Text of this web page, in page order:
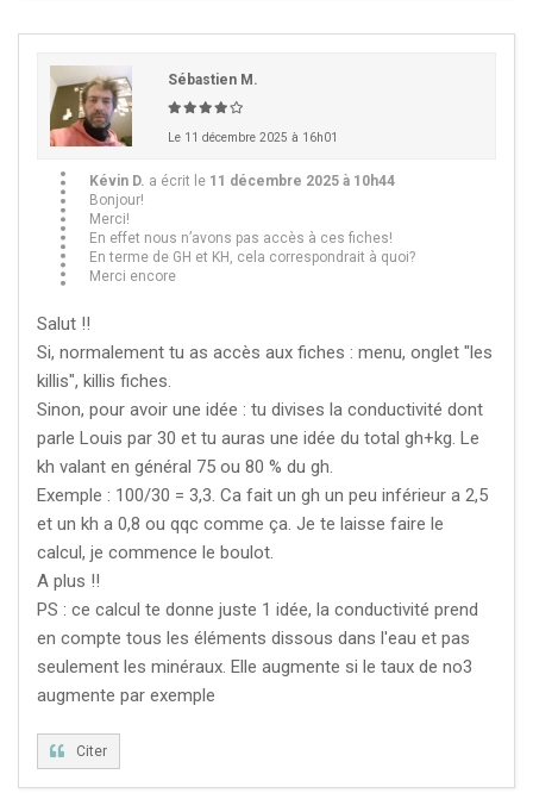
Sébastien M.
Le 11 décembre 2025 à 16h01
Kévin D. a écrit le 11 décembre 2025 à 10h44
Bonjour!
Merci!
En effet nous n’avons pas accès à ces fiches!
En terme de GH et KH, cela correspondrait à quoi?
Merci encore
Salut !!
Si, normalement tu as accès aux fiches : menu, onglet "les
killis", killis fiches.
Sinon, pour avoir une idée : tu divises la conductivité dont
parle Louis par 30 et tu auras une idée du total gh+kg. Le
kh valant en général 75 ou 80 % du gh.
Exemple : 100/30 = 3,3. Ca fait un gh un peu inférieur a 2,5
et un kh a 0,8 ou qqc comme ça. Je te laisse faire le
calcul, je commence le boulot.
A plus !!
PS : ce calcul te donne juste 1 idée, la conductivité prend
en compte tous les éléments dissous dans l'eau et pas
seulement les minéraux. Elle augmente si le taux de no3
augmente par exemple
Citer